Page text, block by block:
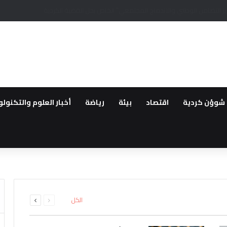
شوؤن كردية اقتصاد بيئة رياضة أخبار العلوم
في جمعية خيرية مقرها
من أهالي الحسكة
غد أول قافلة عودة لمهجري
ورقتها المقاتلين الاجانب
يخلي نقاط عسكرية تابعة
الكل الصفحةالصفحة